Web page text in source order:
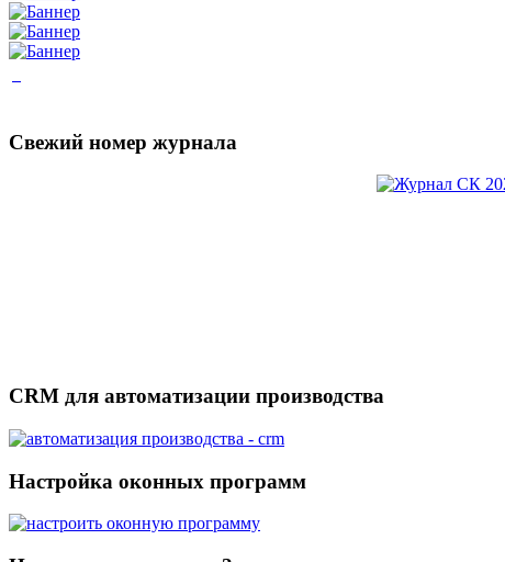
Свежий номер журнала
CRM для автоматизации производства
Настройка оконных программ